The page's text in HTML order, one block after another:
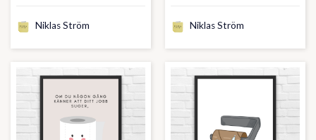
Niklas Ström Niklas Ström